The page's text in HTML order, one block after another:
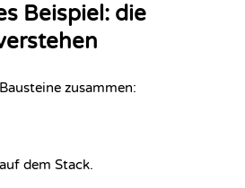
Beispiel: die
zusammen:
dem Stack.